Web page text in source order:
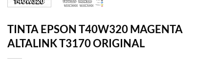
TINTA EPSON T40W320 MAGENTA
ALTALINK T3170 ORIGINAL